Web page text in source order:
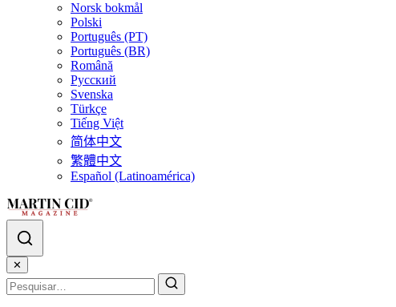
Norsk bokmål
Polski
Português (PT)
Português (BR)
Română
Русский
Svenska
Türkçe
Tiếng Việt
简体中文
繁體中文
Español (Latinoamérica)
✕